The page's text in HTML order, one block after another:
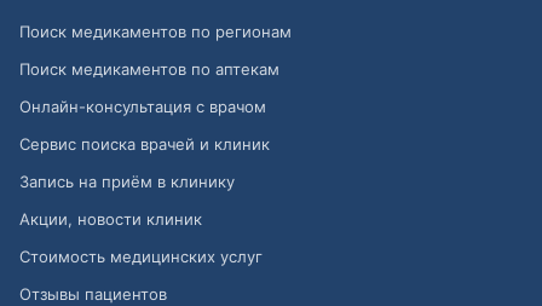
Поиск медикаментов по регионам
Поиск медикаментов по аптекам
Онлайн-консультация с врачом
Сервис поиска врачей и клиник
Запись на приём в клинику
Акции, новости клиник
Стоимость медицинских услуг
Отзывы пациентов